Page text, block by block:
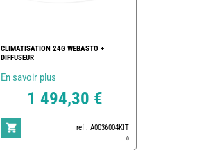
CLIMATISATION 24G WEBASTO +
DIFFUSEUR
En savoir plus
1 494,30 €
ref : A0036004KIT
0